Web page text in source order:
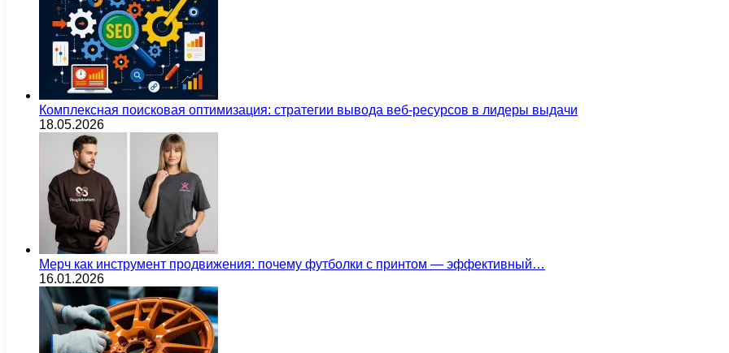
Комплексная поисковая оптимизация: стратегии вывода веб-ресурсов в лидеры выдачи
18.05.2026
Мерч как инструмент продвижения: почему футболки с принтом — эффективный…
16.01.2026